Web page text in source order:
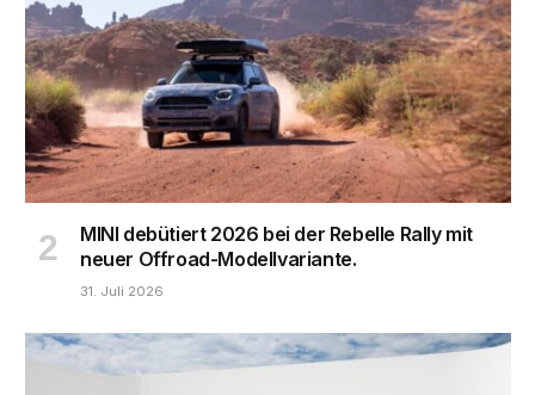
MINI debütiert 2026 bei der Rebelle Rally mit
neuer Offroad-Modellvariante.
31. Juli 2026